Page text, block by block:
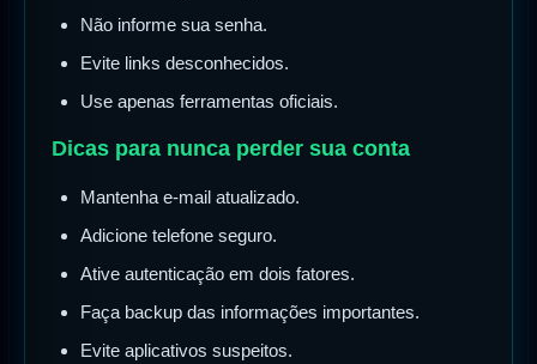
Não informe sua senha.
Evite links desconhecidos.
Use apenas ferramentas oficiais.
Dicas para nunca perder sua conta
Mantenha e-mail atualizado.
Adicione telefone seguro.
Ative autenticação em dois fatores.
Faça backup das informações importantes.
Evite aplicativos suspeitos.